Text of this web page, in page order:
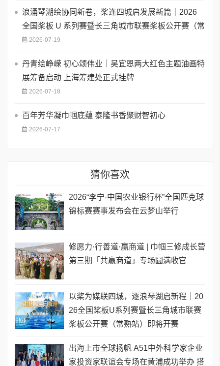
浪涌琴湖绘协同新卷，桨连四城启发展新篇｜2026
全国桨板 U 系列赛暨长三角城市联赛桨板公开赛（常
2026-07-19
丹青绘峥嵘 初心颂伟业｜吴宜恩两大红色主题油画特
展筹备启动 上海筹建处正式挂牌
2026-07-18
百年芳华凝巾帼底蕴 泰隆书香聚财智初心
2026-07-17
猜你喜欢
2026“李宁·中国农业银行杯”全国匹克球
锦标赛赛事发布会在云梦山举行
修愿力·行善道·赢商道 | 巾帼三修成长营
第三期「共赢商道」专场圆满收官
以桨为媒联四城，逐浪琴湖启新程｜20
26全国桨板U系列赛暨长三角城市联赛
桨板公开赛（常熟站）即将开赛
出海上市全球扬帆 A51中外科学家企业
家投资家联谊会专场在黄浦成功举办 搭